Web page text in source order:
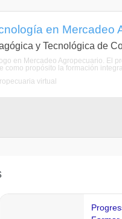
en Mercadeo
y Tecnológica de
en Mercadeo Agropecuario. El
como propósito la formación
virtual